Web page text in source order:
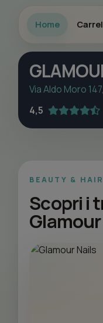
Home
Via Aldo Moro
4,5
BEAUTY & HAIR
Scopri i